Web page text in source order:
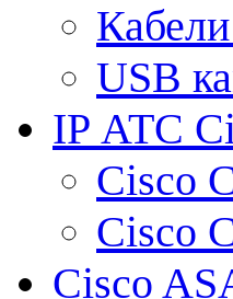
USB
IP АТС
Cisco
Cisco
Cisco